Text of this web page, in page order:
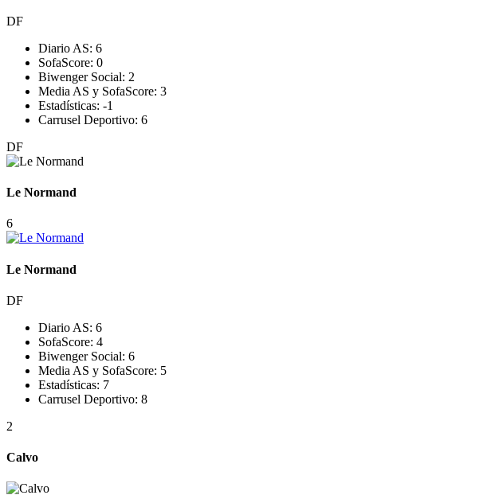
DF
Diario AS: 6
SofaScore: 0
Biwenger Social: 2
Media AS y SofaScore: 3
Estadísticas: -1
Carrusel Deportivo: 6
DF
Le Normand
6
Le Normand
DF
Diario AS: 6
SofaScore: 4
Biwenger Social: 6
Media AS y SofaScore: 5
Estadísticas: 7
Carrusel Deportivo: 8
2
Calvo